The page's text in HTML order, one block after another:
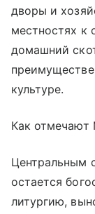
дворы и
местностях к
домашний
культуре.
Как
Центральным
остается
литургию,